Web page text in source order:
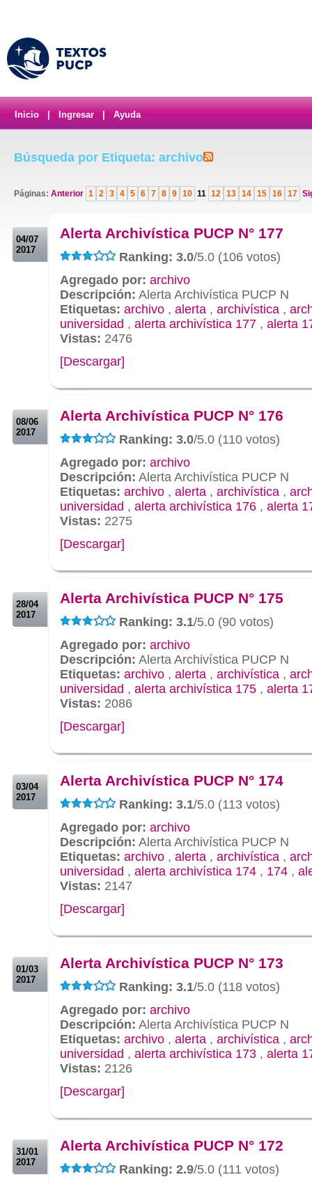
Inicio Ingresar Ayuda
Búsqueda por Etiqueta: archivo
Páginas: Anterior 1 2 3 4 5 6 7 8 9 10 11 12 13 14 15 16 17
04/07
2017
Alerta Archivística PUCP N° 177
Ranking: 3.0/5.0 (106 votos)
Agregado por: archivo
Descripción: Alerta Archivística PUCP N
Etiquetas: archivo , alerta , archivística ,
universidad , alerta archivística 177 , alerta
Vistas: 2476
[Descargar]
08/06
2017
Alerta Archivística PUCP N° 176
Ranking: 3.0/5.0 (110 votos)
Agregado por: archivo
Descripción: Alerta Archivística PUCP N
Etiquetas: archivo , alerta , archivística ,
universidad , alerta archivística 176 , alerta
Vistas: 2275
[Descargar]
28/04
2017
Alerta Archivística PUCP N° 175
Ranking: 3.1/5.0 (90 votos)
Agregado por: archivo
Descripción: Alerta Archivística PUCP N
Etiquetas: archivo , alerta , archivística ,
universidad , alerta archivística 175 , alerta
Vistas: 2086
[Descargar]
03/04
2017
Alerta Archivística PUCP N° 174
Ranking: 3.1/5.0 (113 votos)
Agregado por: archivo
Descripción: Alerta Archivística PUCP N
Etiquetas: archivo , alerta , archivística ,
universidad , alerta archivística 174 , 174 ,
Vistas: 2147
[Descargar]
01/03
2017
Alerta Archivística PUCP N° 173
Ranking: 3.1/5.0 (118 votos)
Agregado por: archivo
Descripción: Alerta Archivística PUCP N
Etiquetas: archivo , alerta , archivística ,
universidad , alerta archivística 173 , alerta
Vistas: 2126
[Descargar]
31/01
2017
Alerta Archivística PUCP N° 172
Ranking: 2.9/5.0 (111 votos)